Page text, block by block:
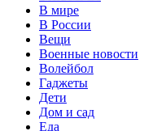
В мире
В России
Вещи
Военные новости
Волейбол
Гаджеты
Дети
Дом и сад
Еда